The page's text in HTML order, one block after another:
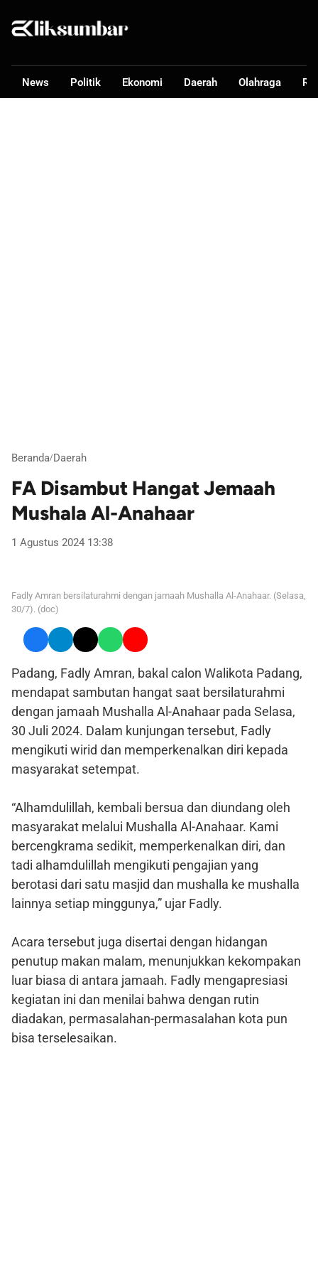
News Politik Ekonomi Daerah Olahraga
Beranda/Daerah
FA Disambut Hangat Jemaah
Mushala Al-Anahaar
1 Agustus 2024 13:38
Fadly Amran bersilaturahmi dengan jamaah Mushalla Al-Anahaar. (Selasa,
30/7). (doc)
Padang, Fadly Amran, bakal calon Walikota Padang,
mendapat sambutan hangat saat bersilaturahmi
dengan jamaah Mushalla Al-Anahaar pada Selasa,
30 Juli 2024. Dalam kunjungan tersebut, Fadly
mengikuti wirid dan memperkenalkan diri kepada
masyarakat setempat.
“Alhamdulillah, kembali bersua dan diundang oleh
masyarakat melalui Mushalla Al-Anahaar. Kami
bercengkrama sedikit, memperkenalkan diri, dan
tadi alhamdulillah mengikuti pengajian yang
berotasi dari satu masjid dan mushalla ke mushalla
lainnya setiap minggunya,” ujar Fadly.
Acara tersebut juga disertai dengan hidangan
penutup makan malam, menunjukkan kekompakan
luar biasa di antara jamaah. Fadly mengapresiasi
kegiatan ini dan menilai bahwa dengan rutin
diadakan, permasalahan-permasalahan kota pun
bisa terselesaikan.